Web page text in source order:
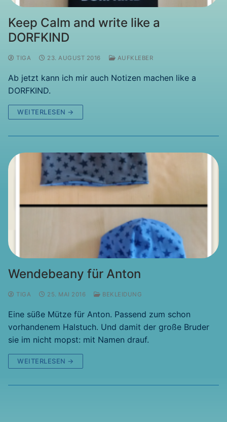
Keep Calm and write like a
DORFKIND
TIGA 23. AUGUST 2016 AUFKLEBER
Ab jetzt kann ich mir auch Notizen machen like a
DORFKIND.
WEITERLESEN →
Wendebeany für Anton
TIGA 25. MAI 2016 BEKLEIDUNG
Eine süße Mütze für Anton. Passend zum schon
vorhandenem Halstuch. Und damit der große Bruder
sie im nicht mopst: mit Namen drauf.
WEITERLESEN →